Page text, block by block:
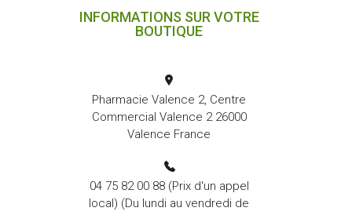
INFORMATIONS SUR VOTRE
BOUTIQUE
Pharmacie Valence 2, Centre
Commercial Valence 2 26000
Valence France
04 75 82 00 88(Prix d'un appel
local) (Du lundi au vendredi de